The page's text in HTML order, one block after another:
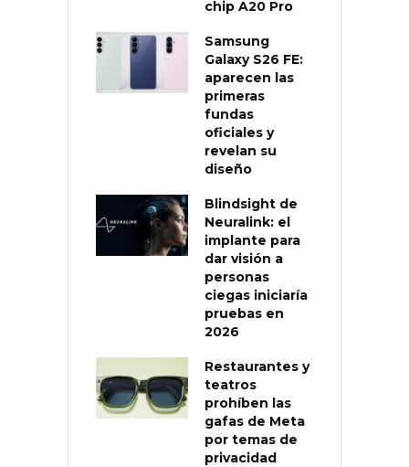
chip A20 Pro
Samsung
Galaxy S26 FE:
aparecen las
primeras
fundas
oficiales y
revelan su
diseño
Blindsight de
Neuralink: el
implante para
dar visión a
personas
ciegas iniciaría
pruebas en
2026
Restaurantes y
teatros
prohíben las
gafas de Meta
por temas de
privacidad